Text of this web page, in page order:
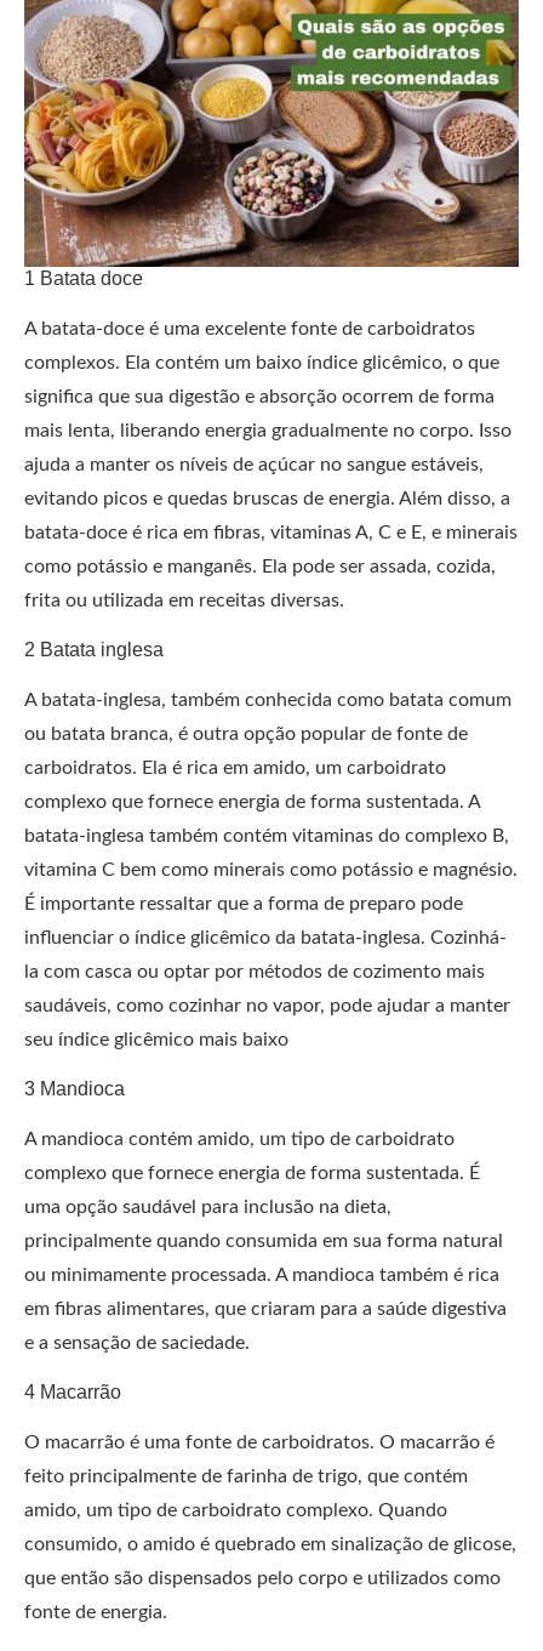
1 Batata doce
A batata-doce é uma excelente fonte de carboidratos
complexos. Ela contém um baixo índice glicêmico, o que
significa que sua digestão e absorção ocorrem de forma
mais lenta, liberando energia gradualmente no corpo. Isso
ajuda a manter os níveis de açúcar no sangue estáveis,
evitando picos e quedas bruscas de energia. Além disso, a
batata-doce é rica em fibras, vitaminas A, C e E, e minerais
como potássio e manganês. Ela pode ser assada, cozida,
frita ou utilizada em receitas diversas.
2 Batata inglesa
A batata-inglesa, também conhecida como batata comum
ou batata branca, é outra opção popular de fonte de
carboidratos. Ela é rica em amido, um carboidrato
complexo que fornece energia de forma sustentada. A
batata-inglesa também contém vitaminas do complexo B,
vitamina C bem como minerais como potássio e magnésio.
É importante ressaltar que a forma de preparo pode
influenciar o índice glicêmico da batata-inglesa. Cozinhá-
la com casca ou optar por métodos de cozimento mais
saudáveis, como cozinhar no vapor, pode ajudar a manter
seu índice glicêmico mais baixo
3 Mandioca
A mandioca contém amido, um tipo de carboidrato
complexo que fornece energia de forma sustentada. É
uma opção saudável para inclusão na dieta,
principalmente quando consumida em sua forma natural
ou minimamente processada. A mandioca também é rica
em fibras alimentares, que criaram para a saúde digestiva
e a sensação de saciedade.
4 Macarrão
O macarrão é uma fonte de carboidratos. O macarrão é
feito principalmente de farinha de trigo, que contém
amido, um tipo de carboidrato complexo. Quando
consumido, o amido é quebrado em sinalização de glicose,
que então são dispensados ​​pelo corpo e utilizados como
fonte de energia.